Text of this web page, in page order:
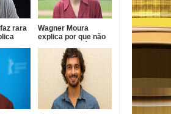
rara
Wagner Moura
explica por que não
20 anos